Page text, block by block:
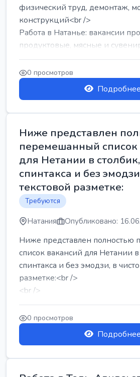
физический труд, демонтаж,
конструкций<br />
Работа в Натанье: вакансии
продуктовые, мясные и
Разнорабочий на сборку м...
0 просмотров
Подробнее
Ниже представлен
перемешанный список
для Нетании в
спинтакса и без
текстовой разметке:
Требуются
Натания Опубликовано:
Ниже представлен полностью
список вакансий для Нетании в
спинтакса и без эмодзи, в
разметке:<br />
<br />
Работа в Нетании на
требу...
0 просмотров
Подробнее